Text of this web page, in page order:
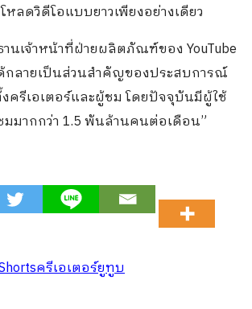
ลดวิดีโอแบบยาวเพียงอย่างเดียว
านเจ้าหน้าที่ฝ่ายผลิตภัณฑ์ของ YouTube
ด้กลายเป็นส่วนสำคัญของประสบการณ์
งครีเอเตอร์และผู้ชม โดยปัจจุบันมีผู้ใช้
มากกว่า 1.5 พันล้านคนต่อเดือน”
ครีเอเตอร์ยูทูบ